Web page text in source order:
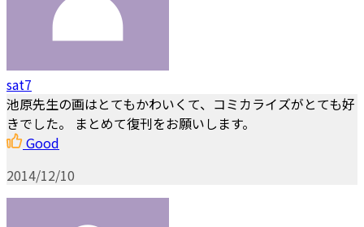
sat7
池原先生の画はとてもかわいくて、コミカライズがとても好
きでした。 まとめて復刊をお願いします。
Good
2014/12/10